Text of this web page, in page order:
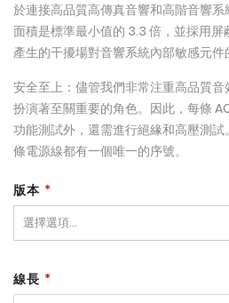
於連接高品質高傳真音響和高階音響
面積是標準最小值的 3.3 倍，並採用
產生的干擾場對音響系統內部敏感元件
安全至上：儘管我們非常注重高品質
扮演著至關重要的角色。因此，每條
功能測試外，還需進行絕緣和高壓測
條電源線都有一個唯一的序號。
版本
線長